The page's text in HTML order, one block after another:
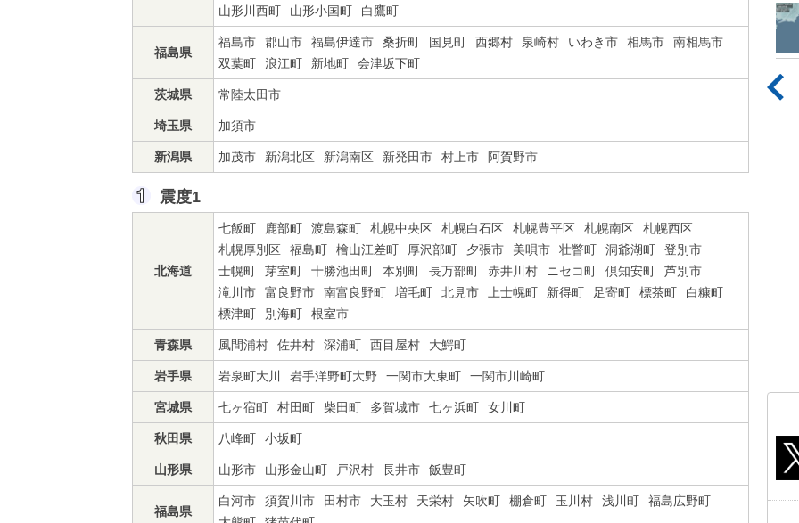
山形川西町
山形小国町 白鷹町
福島県
福島市 郡山市 福島伊達市 桑折町 国見町 西郷村 泉崎村 いわき市 相馬市
南相馬市
双葉町
浪江町 新地町 会津坂下町
茨城県 常陸太田市
埼玉県 加須市
新潟県 加茂市 新潟北区 新潟南区 新発田市 村上市 阿賀野市
震度1
北海道
七飯町 鹿部町 渡島森町 札幌中央区 札幌白石区 札幌豊平区 札幌南区
札幌西区
札幌厚別区
福島町 檜山江差町 厚沢部町 夕張市 美唄市 壮瞥町 洞爺湖町
登別市
士幌町
芽室町 十勝池田町 本別町 長万部町 赤井川村 ニセコ町 倶知安町
芦別市
滝川市
富良野市 南富良野町 増毛町 北見市 上士幌町 新得町 足寄町 標茶町
白糠町
標津町
別海町 根室市
青森県 風間浦村 佐井村 深浦町 西目屋村 大鰐町
岩手県 岩泉町大川 岩手洋野町大野 一関市大東町 一関市川崎町
宮城県 七ヶ宿町 村田町 柴田町 多賀城市 七ヶ浜町 女川町
秋田県 八峰町 小坂町
山形県 山形市 山形金山町 戸沢村 長井市 飯豊町
福島県
白河市 須賀川市 田村市 大玉村 天栄村 矢吹町 棚倉町 玉川村 浅川町
福島広野町